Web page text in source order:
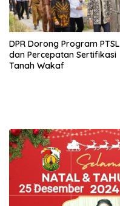
DPR Dorong Program PTSL
dan Percepatan Sertifikasi
Tanah Wakaf